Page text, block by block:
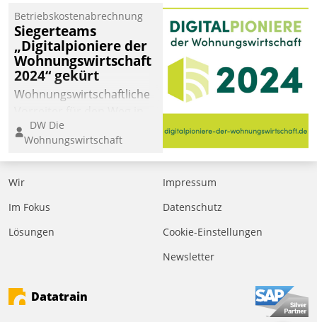
einsehen und ändern
oder
Schadensmeldungen
abgeben – rund um die
Uhr.
Betriebskostenabrechnung
Siegerteams
„Digitalpioniere der
Wohnungswirtschaft
2024“ gekürt
Wohnungswirtschaftliche
eine digitale Zukunft zu
finden, ist das Ziel des
Awards „Digitalpioniere
der
Bewerben können sich
dafür ein Team
DW Die
Wohnungswirtschaft
Wir
Im Fokus
Lösungen
Impressum
Datenschutz
Cookie-Einstellungen
Newsletter
Datatrain